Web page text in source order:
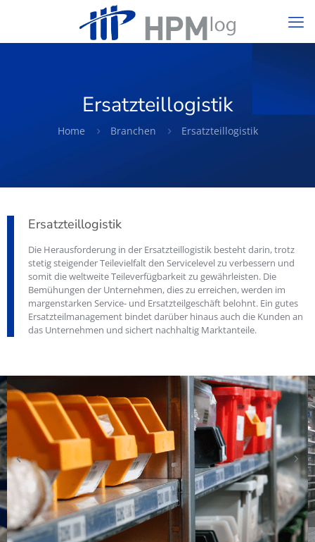
Ersatzteillogistik
Home Branchen Ersatzteillogistik
Ersatzteillogistik
Die Herausforderung in der Ersatzteillogistik besteht darin, trotz
stetig steigender Teilevielfalt den Servicelevel zu verbessern und
somit die weltweite Teileverfügbarkeit zu gewährleisten. Die
Bemühungen der Unternehmen, dies zu erreichen, werden im
margenstarken Service- und Ersatzteilgeschäft belohnt. Ein gutes
Ersatzteilmanagement bindet darüber hinaus auch die Kunden an
das Unternehmen und sichert nachhaltig Marktanteile.